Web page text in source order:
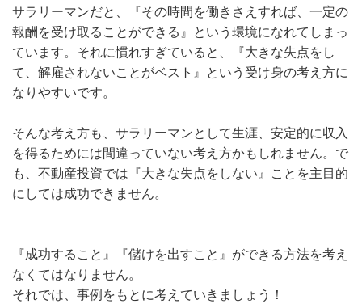
サラリーマンだと、『その時間を働きさえすれば、一定の
報酬を受け取ることができる』という環境になれてしまっ
ています。それに慣れすぎていると、『大きな失点をし
て、解雇されないことがベスト』という受け身の考え方に
なりやすいです。
そんな考え方も、サラリーマンとして生涯、安定的に収入
を得るためには間違っていない考え方かもしれません。で
も、不動産投資では『大きな失点をしない』ことを主目的
にしては成功できません。
『成功すること』『儲けを出すこと』ができる方法を考え
なくてはなりません。
それでは、事例をもとに考えていきましょう！